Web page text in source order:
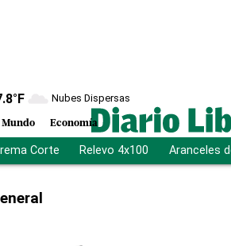
°F Nubes Dispersas
Mundo Economía
Corte Relevo 4x100 Aranceles